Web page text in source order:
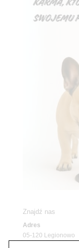
Znajdź nas
Adres
05-120 Legionowo